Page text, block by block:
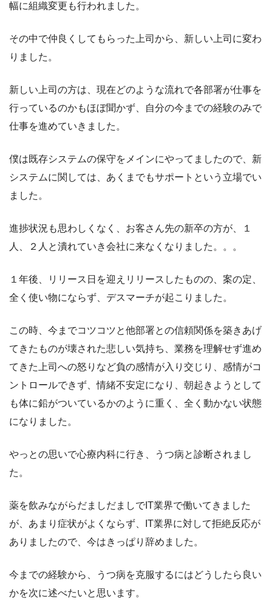
幅に組織変更も行われました。
その中で仲良くしてもらった上司から、新しい上司に変わ
りました。
新しい上司の方は、現在どのような流れで各部署が仕事を
行っているのかもほぼ聞かず、自分の今までの経験のみで
仕事を進めていきました。
僕は既存システムの保守をメインにやってましたので、新
システムに関しては、あくまでもサポートという立場でい
ました。
進捗状況も思わしくなく、お客さん先の新卒の方が、１
人、２人と潰れていき会社に来なくなりました。。。
１年後、リリース日を迎えリリースしたものの、案の定、
全く使い物にならず、デスマーチが起こりました。
この時、今までコツコツと他部署との信頼関係を築きあげ
てきたものが壊された悲しい気持ち、業務を理解せず進め
てきた上司への怒りなど負の感情が入り交じり、感情がコ
ントロールできず、情緒不安定になり、朝起きようとして
も体に鉛がついているかのように重く、全く動かない状態
になりました。
やっとの思いで心療内科に行き、うつ病と診断されまし
た。
薬を飲みながらだましだましでIT業界で働いてきました
が、あまり症状がよくならず、IT業界に対して拒絶反応が
ありましたので、今はきっぱり辞めました。
今までの経験から、うつ病を克服するにはどうしたら良い
かを次に述べたいと思います。